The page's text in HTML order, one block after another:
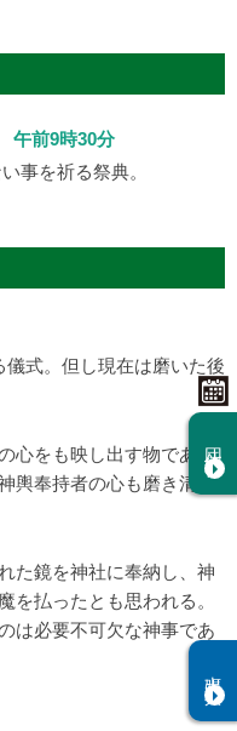
午前9時30分
事を祈る祭典。
式。但し現在は磨いた後
心をも映し出す物である
輿奉持者の心も磨き清め
た鏡を神社に奉納し、神
を払ったとも思われる。
は必要不可欠な神事であ